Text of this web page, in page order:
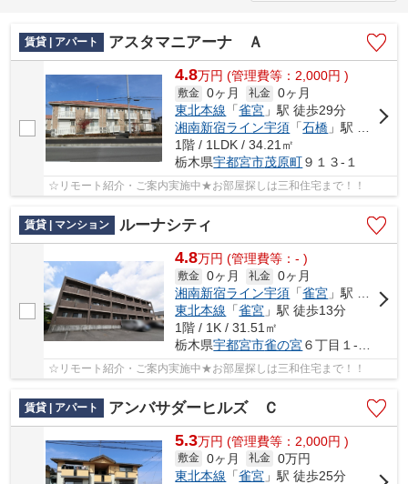
賃貸 | アパート アスタマニアーナ Ａ
4.8万円 (管理費等：2,000円 )
敷金 0ヶ月 礼金 0ヶ月
東北本線 「雀宮 」駅 徒歩29分
湘南新宿ライン宇須 「石橋 」駅 バス7分 「雀宮陸上自衛隊前」 停歩8分
1階 / 1LDK / 34.21㎡
栃木県宇都宮市茂原町９１３-１
☆リモート紹介・ご案内実施中★お部屋探しは三和住宅まで！！
賃貸 | マンション ルーナシティ
4.8万円 (管理費等：- )
敷金 0ヶ月 礼金 0ヶ月
湘南新宿ライン宇須 「雀宮 」駅 徒歩13分
東北本線 「雀宮 」駅 徒歩13分
1階 / 1K / 31.51㎡
栃木県宇都宮市雀の宮６丁目１-１６
☆リモート紹介・ご案内実施中★お部屋探しは三和住宅まで！！
賃貸 | アパート アンバサダーヒルズ Ｃ
5.3万円 (管理費等：2,000円 )
敷金 0ヶ月 礼金 0万円
東北本線 「雀宮 」駅 徒歩25分